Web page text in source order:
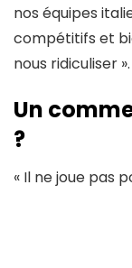
nos équipes
compétitifs et
nous ridiculiser ».
Un
?
« Il ne joue pas